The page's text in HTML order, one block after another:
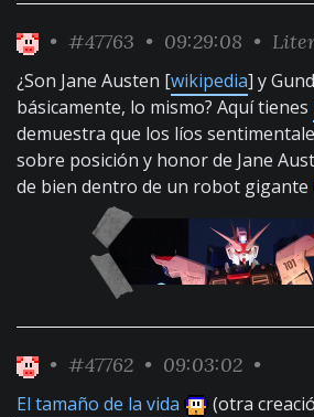
• #47763 • 09:29:08 •
¿Son Jane Austen [wikipedia] y
básicamente, lo mismo? Aquí tienes
demuestra que los líos
sobre posición y honor de Jane
de bien dentro de un robot gigante
• #47762 • 09:03:02 •
El tamaño de la vida (otra